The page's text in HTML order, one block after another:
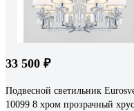
33 500 ₽
Подвесной светильник
10099 8 хром прозрачный